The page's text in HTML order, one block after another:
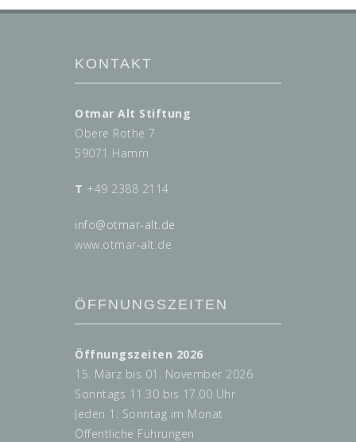
KONTAKT
Otmar Alt Stiftung
Obere Rothe 7
59071 Hamm
T +49 2388 2114
info@otmar-alt.de
www.otmar-alt.de
ÖFFNUNGSZEITEN
Öffnungszeiten 2026
15. März bis 01. November 2026
Sonntags 11.30 bis 17.00 Uhr
Jeden 1. Sonntag im Monat
Öffentliche Führungen